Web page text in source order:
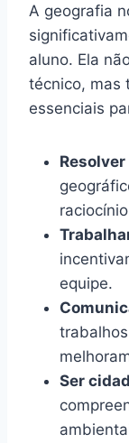
A geografia
aluno. Ela
técnico, mas
essenciais
equipe.
Ser